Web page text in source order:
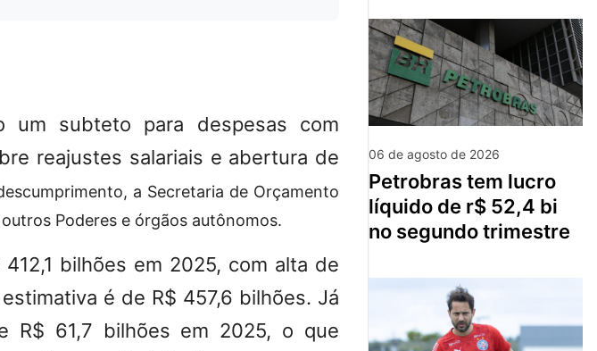
um subteto para despesas com
reajustes salariais e abertura de
a Secretaria de Orçamento
Poderes e órgãos autônomos.
bilhões em 2025, com alta de
é de R$ 457,6 bilhões. Já
R$ 61,7 bilhões em 2025, o que
06 de agosto de 2026
petrobras tem lucro
líquido de r$ 52,4 bi
no segundo trimestre